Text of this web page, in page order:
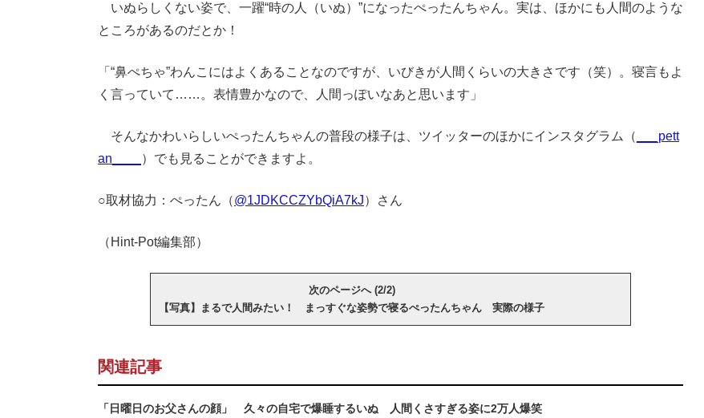
いぬらしくない姿で、一躍“時の人（いぬ）”になったぺったんちゃん。実は、ほかにも人間のような
ところがあるのだとか！
「“鼻ぺちゃ”わんこにはよくあることなのですが、いびきが人間くらいの大きさです（笑）。寝言もよ
く言っていて……。表情豊かなので、人間っぽいなあと思います」
そんなかわいらしいぺったんちゃんの普段の様子は、ツイッターのほかにインスタグラム（
___pett
an____
）でも見ることができますよ。
○取材協力：ぺったん（@1JDKCCZYbQiA7kJ）さん
（Hint-Pot編集部）
次のページへ (2/2)
【写真】まるで人間みたい！ まっすぐな姿勢で寝るぺったんちゃん 実際の様子
関連記事
「日曜日のお父さんの顔」 久々の自宅で爆睡するいぬ 人間くさすぎる姿に2万人爆笑